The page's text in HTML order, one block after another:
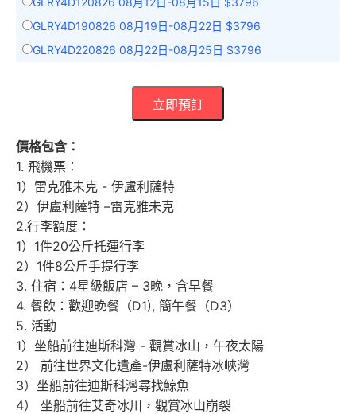
GLRY4D190826 08月19日-08月22日 $3796
GLRY4D220826 08月22日-08月25日 $3796
立即預訂
價格包含：
1. 飛機票：
1）雷克雅未克 - 伊盧利薩特
2）伊盧利薩特 –雷克雅未克
2.行李額度：
1）1件20公斤托運行李
2）1件8公斤手提行李
3. 住宿：4星級飯店 – 3晚，含早餐
4. 餐飲：歡迎晚餐（D1), 簡午餐（D3）
5. 活動
1）坐船前往迪斯科灣 - 觀賞冰山，午夜太陽
2） 前往世界文化遺產-伊盧利薩特冰峽灣
3）坐船前往迪斯科灣尋找鯨魚
4） 坐船前往艾奇冰川，觀賞冰山崩裂